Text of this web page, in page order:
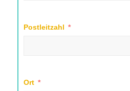
Postleitzahl
Ort